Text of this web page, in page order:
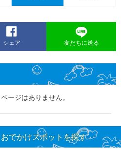
シェア 友だちに送る
ージはありません。
でかけスポットを探す